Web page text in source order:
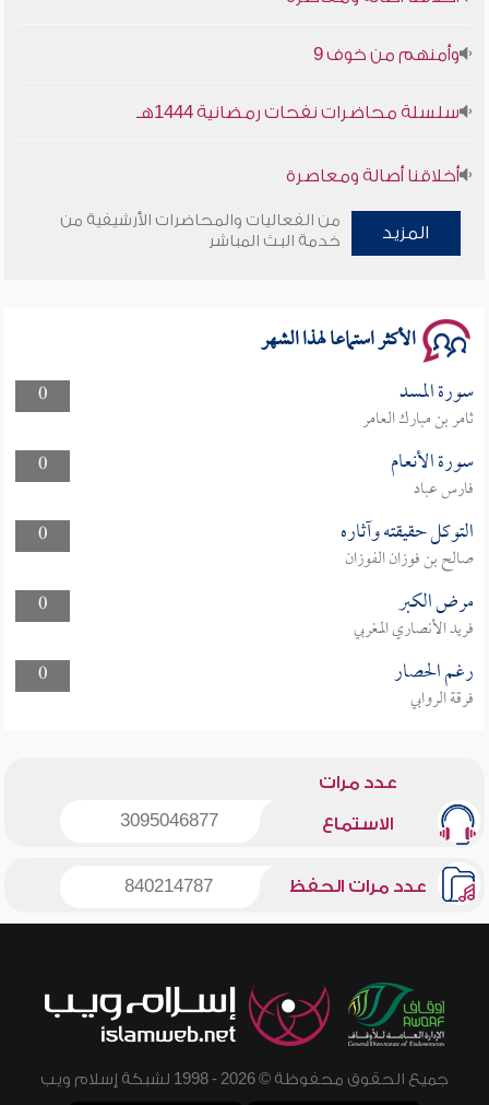
وأمنهم من خوف 9
سلسلة محاضرات نفحات رمضانية 1444هـ
أخلاقنا أصالة ومعاصرة
وأمنهم من خوف 9
المزيد
من الفعاليات والمحاضرات الأرشيفية من
خدمة البث المباشر
الأكثر استماعا لهذا الشهر
0 سورة المسد
ثامر بن مبارك العامر
0
سورة الأنعام
فارس عباد
0
التوكل حقيقته وآثاره
صالح بن فوزان الفوزان
0
مرض الكبر
فريد الأنصاري المغربي
0
رغم الحصار
فرقة الروابي
عدد مرات
الاستماع 3095046877
عدد مرات الحفظ 840214787
جميع الحقوق محفوظة © 2026 - 1998 لشبكة إسلام ويب